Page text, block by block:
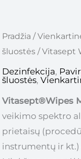
Pradžia /
šluostės/ Vitasept
Dezinfekcija,
šluostės,
Vitasept®Wipes
veikimo spektro
prietaisų
instrumentų ir